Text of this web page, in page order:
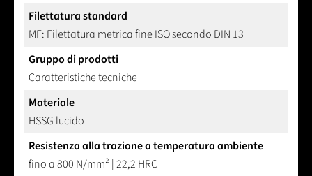
Filettatura standard
MF: Filettatura metrica fine ISO secondo DIN 13
Gruppo di prodotti
Caratteristiche tecniche
Materiale
HSSG lucido
Resistenza alla trazione a temperatura ambiente
fino a 800 N/mm² | 22,2 HRC